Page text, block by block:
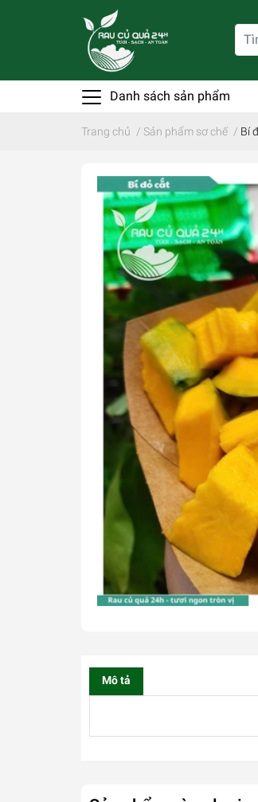
Danh sách sản phẩm
Trang chủ / Sản phẩm sơ chế / Bí
Mô tả